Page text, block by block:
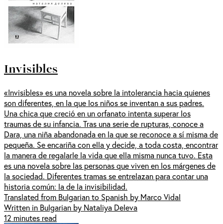
Invisibles
«Invisibles» es una novela sobre la intolerancia hacia quienes
son diferentes, en la que los niños se inventan a sus padres.
Una chica que creció en un orfanato intenta superar los
traumas de su infancia. Tras una serie de rupturas, conoce a
Dara, una niña abandonada en la que se reconoce a sí misma de
pequeña. Se encariña con ella y decide, a toda costa, encontrar
la manera de regalarle la vida que ella misma nunca tuvo. Esta
es una novela sobre las personas que viven en los márgenes de
la sociedad. Diferentes tramas se entrelazan para contar una
historia común: la de la invisibilidad.
Translated from Bulgarian to Spanish by Marco Vidal
Written in Bulgarian by Nataliya Deleva
12 minutes read